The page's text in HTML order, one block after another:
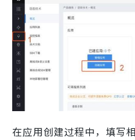
在应用创建过程中，填写